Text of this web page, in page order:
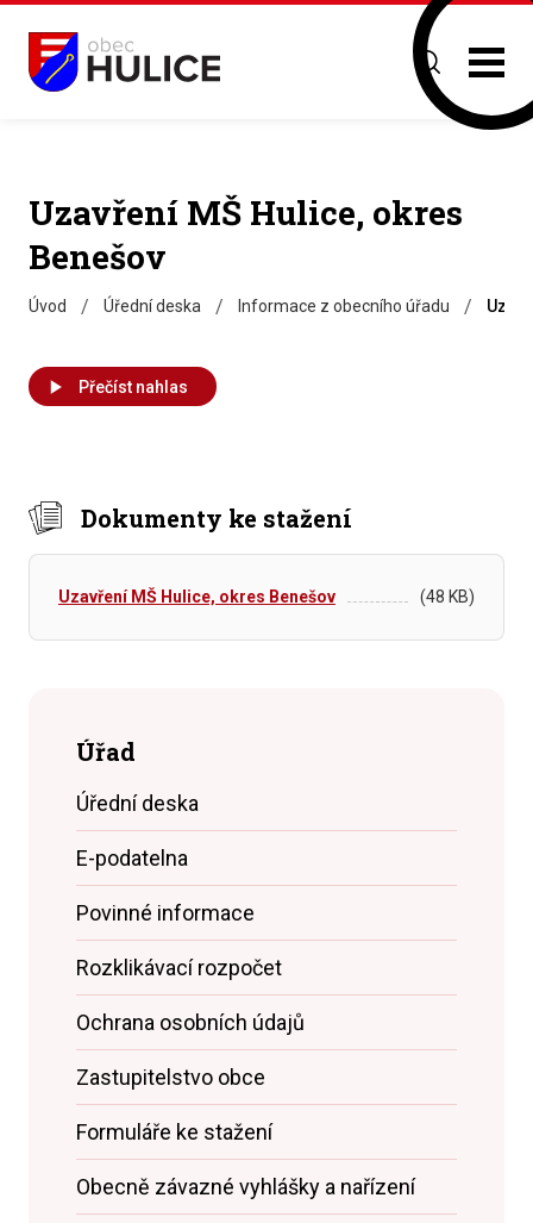
Uzavření MŠ Hulice, okres
Benešov
Úvod / Úřední deska / Informace z obecního úřadu /
Přečíst nahlas
Dokumenty ke stažení
Uzavření MŠ Hulice, okres Benešov (48 KB)
Úřad
Úřední deska
E-podatelna
Povinné informace
Rozklikávací rozpočet
Ochrana osobních údajů
Zastupitelstvo obce
Formuláře ke stažení
Obecně závazné vyhlášky a nařízení